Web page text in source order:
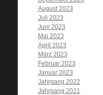
August 2023
Juli 2023
Juni 2023
Mai 2023
April 2023
März 2023
Februar 2023
Januar 2023
Jahrgang 2022
Jahrgang 2021